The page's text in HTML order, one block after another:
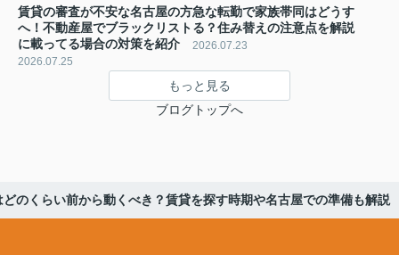
賃貸の審査が不安な名古屋の方
へ！不動産屋でブラックリスト
に載ってる場合の対策を紹介
2026.07.25
急な転勤で家族帯同はどうす
る？住み替えの注意点を解説
2026.07.23
もっと見る
ブログトップへ
どのくらい前から動くべき？賃貸を探す時期や名古屋での準備も解説